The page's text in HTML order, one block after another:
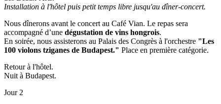
Installation à l'hôtel puis petit temps libre jusqu'au dîner-concert.
Nous dînerons avant le concert au Café Vian. Le repas sera
accompagné d’une dégustation de vins hongrois.
En soirée, nous assisterons au Palais des Congrès à l'orchestre "Les
100 violons tziganes de Budapest." Place en première catégorie.
Retour à l'hôtel.
Nuit à Budapest.
Jour 2